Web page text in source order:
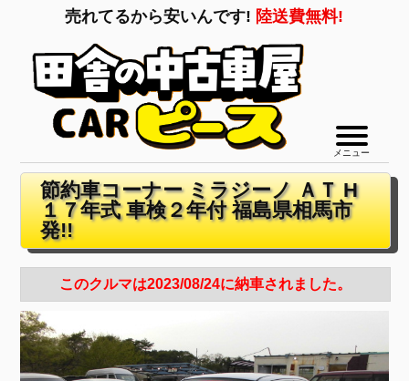
売れてるから安いんです! 陸送費無料!
メニュー
節約車コーナー ミラジーノ ＡＴ H
１７年式 車検２年付 福島県相馬市
発!!
このクルマは2023/08/24に納車されました。